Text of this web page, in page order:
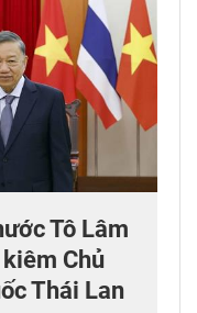
Tô Lâm
Chủ
Thái Lan